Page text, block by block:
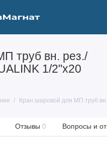
труб вн. рез./
1/2"x20
Кран шаровой для МП труб
Отзывы 0 Вопросы и